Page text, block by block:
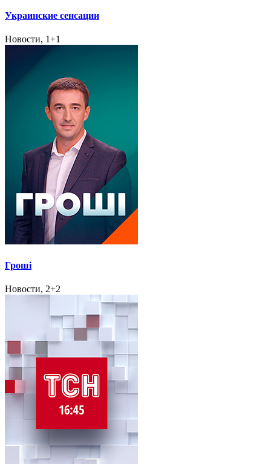
Украинские сенсации
Новости, 1+1
Гроші
Новости, 2+2